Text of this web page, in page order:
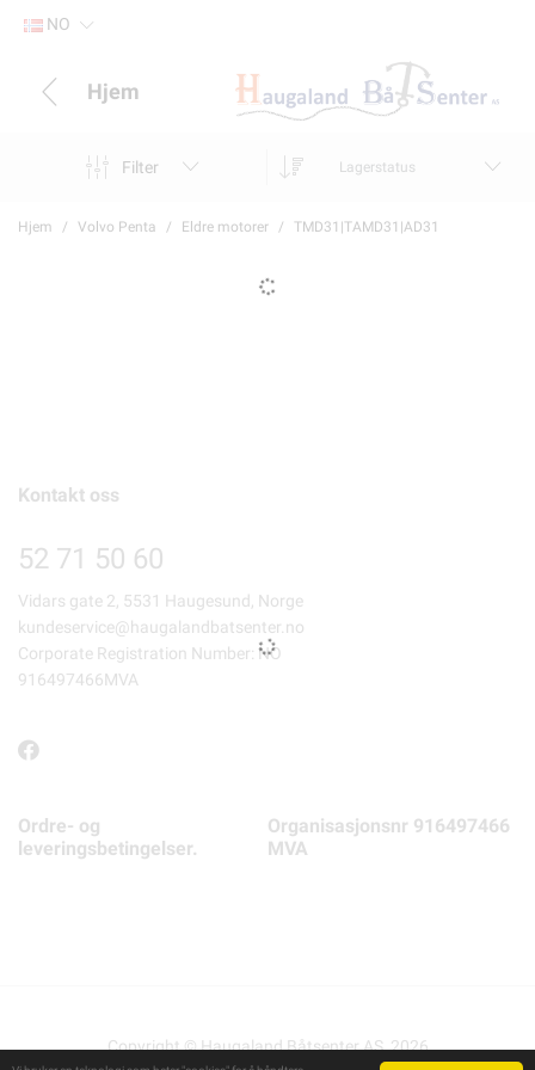
NO
Hjem
Filter Lagerstatus
Hjem Volvo Penta Eldre motorer TMD31|TAMD31|AD31
Kontakt oss
52 71 50 60
Vidars gate 2, 5531 Haugesund, Norge
kundeservice@haugalandbatsenter.no
Corporate Registration Number: NO
916497466MVA
Ordre- og
leveringsbetingelser.
Organisasjonsnr 916497466
MVA
Copyright © Haugaland Båtsenter AS, 2026